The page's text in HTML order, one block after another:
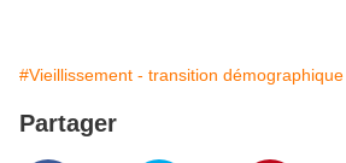
#Vieillissement - transition démographique
Partager